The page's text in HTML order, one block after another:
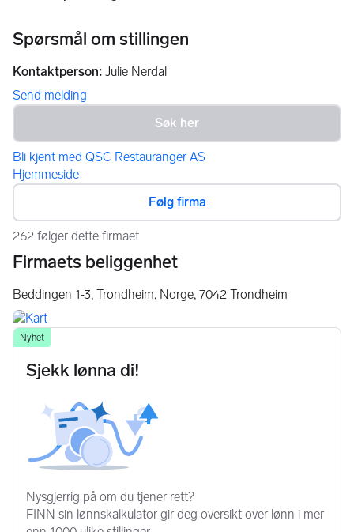
Spørsmål om stillingen
Kontaktperson: Julie Nerdal
Send melding
Bli kjent med QSC Restauranger AS
Hjemmeside
Følg firma
262 følger dette firmaet
Firmaets beliggenhet
Beddingen 1-3, Trondheim, Norge, 7042 Trondheim